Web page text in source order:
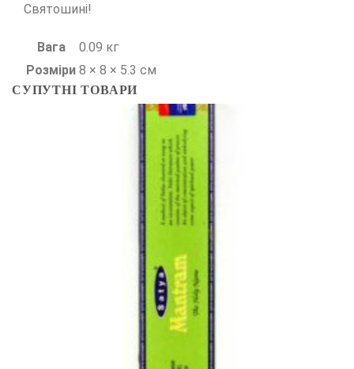
Святошині!
Вага
0.09 кг
Розміри 8 × 8 × 5.3 см
СУПУТНІ ТОВАРИ